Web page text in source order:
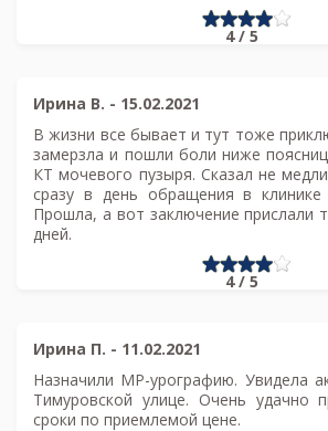
4 / 5
Ирина В. - 15.02.2021
В жизни все бывает и тут тоже
замерзла и пошли боли ниже
КТ мочевого пузыря. Сказал не
сразу в день обращения в клинике
Прошла, а вот заключение прислали
дней.
4 / 5
Ирина П. - 11.02.2021
Назначили МР-урографию. Увидела
Тимуровской улице. Очень удачно
сроки по приемлемой цене.